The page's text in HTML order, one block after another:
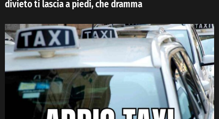
divieto ti lascia a piedi, che dramma